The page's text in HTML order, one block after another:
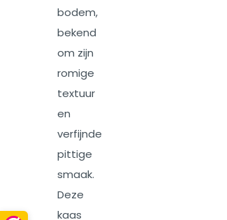
bodem,
bekend
om zijn
romige
textuur
en
verfijnde
pittige
smaak.
Deze
kaas